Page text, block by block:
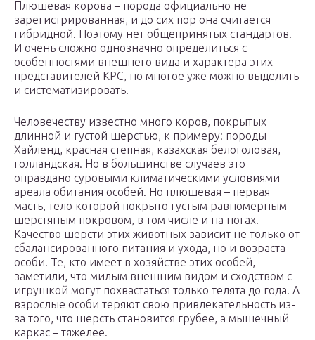
Плюшевая корова – порода официально не
зарегистрированная, и до сих пор она считается
гибридной. Поэтому нет общепринятых стандартов.
И очень сложно однозначно определиться с
особенностями внешнего вида и характера этих
представителей КРС, но многое уже можно выделить
и систематизировать.
Человечеству известно много коров, покрытых
длинной и густой шерстью, к примеру: породы
Хайленд, красная степная, казахская белоголовая,
голландская. Но в большинстве случаев это
оправдано суровыми климатическими условиями
ареала обитания особей. Но плюшевая – первая
масть, тело которой покрыто густым равномерным
шерстяным покровом, в том числе и на ногах.
Качество шерсти этих животных зависит не только от
сбалансированного питания и ухода, но и возраста
особи. Те, кто имеет в хозяйстве этих особей,
заметили, что милым внешним видом и сходством с
игрушкой могут похвастаться только телята до года. А
взрослые особи теряют свою привлекательность из-
за того, что шерсть становится грубее, а мышечный
каркас – тяжелее.